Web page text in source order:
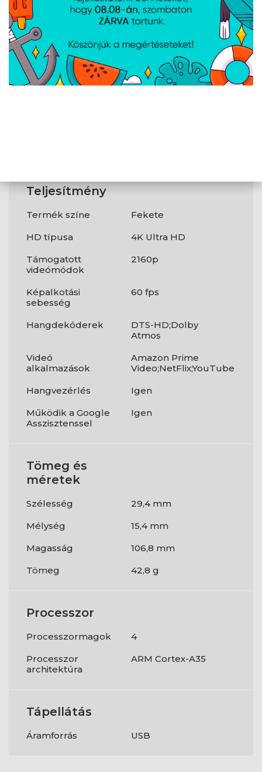
száma
Csomagolás
tartalma
Kézi távvezérlő
Igen
Teljesítmény
Termék színe
Fekete
HD típusa
4K Ultra HD
Támogatott
videómódok
2160p
Képalkotási
sebesség
60 fps
Hangdekóderek
DTS-HD;Dolby
Atmos
Videó
alkalmazások
Amazon Prime
Video;NetFlix;YouTube
Hangvezérlés
Igen
Működik a Google
Asszisztenssel
Igen
Tömeg és
méretek
Szélesség
29,4 mm
Mélység
15,4 mm
Magasság
106,8 mm
Tömeg
42,8 g
Processzor
Processzormagok
4
Processzor
architektúra
ARM Cortex-A35
Tápellátás
Áramforrás USB